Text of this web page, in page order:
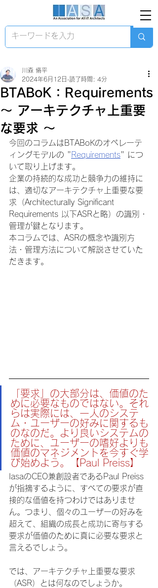
BTABoK：Requirements
～ アーキテクチャ上重要
な要求 ～
川森 脩平
2024年6月12日 読了時間: 4分
今回のコラムはBTABoKのオペレーテ
ィングモデルの " Requirements" につ
いて取り上げます。
企業の持続的な成功と競争力の維持に
は、適切なアーキテクチャ上重要な要
求（Architecturally Significant
Requirements 以下ASRと略）の識別・
管理が鍵となります。
本コラムでは、ASRの概念や識別方
法・管理方法について解説させていた
だきます。
「要求」の大部分は、価値のた
めに必要なものではない。それ
らは実際には、一人のシステ
ム・ユーザーの好みに関するも
のなのだ。より良いシステムの
ために、ユーザーの嗜好よりも
価値のマネジメントを今すぐ学
び始めよう。【Paul Preiss】
IasaのCEO兼創設者であるPaul Preiss
が指摘するように、すべての要求が直
接的な価値を持つわけではありませ
ん。つまり、個々のユーザーの好みを
超えて、組織の成長と成功に寄与する
要求が価値のために真に必要な要求と
言えるでしょう。
では、アーキテクチャ上重要な要求
（ASR）とは何なのでしょうか。